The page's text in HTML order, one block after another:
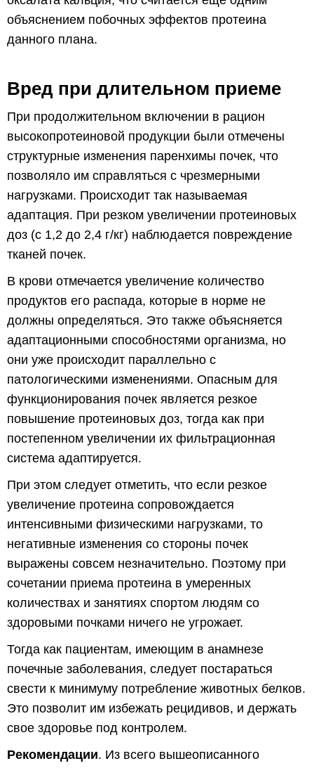
объяснением побочных эффектов протеина
данного плана.
Вред при длительном приеме
При продолжительном включении в рацион
высокопротеиновой продукции были отмечены
структурные изменения паренхимы почек, что
позволяло им справляться с чрезмерными
нагрузками. Происходит так называемая
адаптация. При резком увеличении протеиновых
доз (с 1,2 до 2,4 г/кг) наблюдается повреждение
тканей почек.
В крови отмечается увеличение количество
продуктов его распада, которые в норме не
должны определяться. Это также объясняется
адаптационными способностями организма, но
они уже происходит параллельно с
патологическими изменениями. Опасным для
функционирования почек является резкое
повышение протеиновых доз, тогда как при
постепенном увеличении их фильтрационная
система адаптируется.
При этом следует отметить, что если резкое
увеличение протеина сопровождается
интенсивными физическими нагрузками, то
негативные изменения со стороны почек
выражены совсем незначительно. Поэтому при
сочетании приема протеина в умеренных
количествах и занятиях спортом людям со
здоровыми почками ничего не угрожает.
Тогда как пациентам, имеющим в анамнезе
почечные заболевания, следует постараться
свести к минимуму потребление животных белков.
Это позволит им избежать рецидивов, и держать
свое здоровье под контролем.
Рекомендации. Из всего вышеописанного